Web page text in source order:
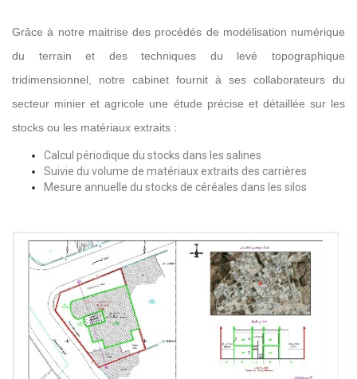
Grâce à notre maitrise des procédés de modélisation numérique
du terrain et des techniques du levé topographique
tridimensionnel, notre cabinet fournit à ses collaborateurs du
secteur minier et agricole une étude précise et détaillée sur les
stocks ou les matériaux extraits :
Calcul périodique du stocks dans les salines
Suivie du volume de matériaux extraits des carrières
Mesure annuelle du stocks de céréales dans les silos